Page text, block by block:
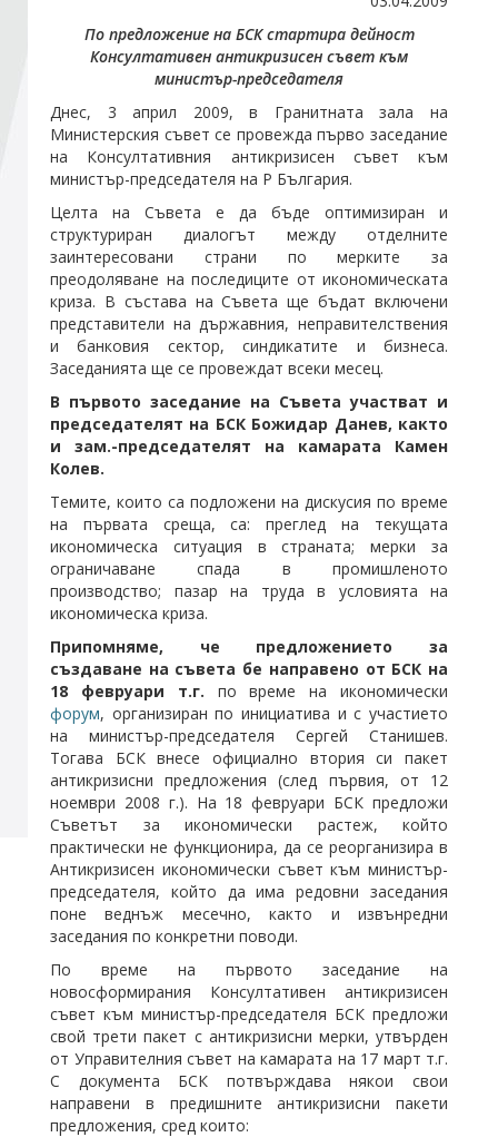
Стани член
Абонирайте се!
По предложение на БСК стартира дейност
Консултативен антикризисен съвет към
министър-председателя
Днес, 3 април 2009, в Гранитната зала на
Министерския съвет се провежда първо заседание
на Консултативния антикризисен съвет към
министър-председателя на Р България.
Целта на Съвета е да бъде оптимизиран и
структуриран диалогът между отделните
заинтересовани страни по мерките за
преодоляване на последиците от икономическата
криза. В състава на Съвета ще бъдат включени
представители на държавния, неправителствения
и банковия сектор, синдикатите и бизнеса.
Заседанията ще се провеждат всеки месец.
В първото заседание на Съвета участват и
председателят на БСК Божидар Данев, както
и зам.-председателят на камарата Камен
Колев.
Темите, които са подложени на дискусия по време
на първата среща, са: преглед на текущата
икономическа ситуация в страната; мерки за
ограничаване спада в промишленото
производство; пазар на труда в условията на
икономическа криза.
Припомняме, че предложението за
създаване на съвета бе направено от БСК на
18 февруари т.г. по време на икономически
форум, организиран по инициатива и с участието
на министър-председателя Сергей Станишев.
Тогава БСК внесе официално втория си пакет
антикризисни предложения (след първия, от 12
ноември 2008 г.). На 18 февруари БСК предложи
Съветът за икономически растеж, който
практически не функционира, да се реорганизира в
Антикризисен икономически съвет към министър-
председателя, който да има редовни заседания
поне веднъж месечно, както и извънредни
заседания по конкретни поводи.
По време на първото заседание на
новосформирания Консултативен антикризисен
съвет към министър-председателя БСК предложи
свой трети пакет с антикризисни мерки, утвърден
от Управителния съвет на камарата на 17 март т.г.
С документа БСК потвърждава някои свои
направени в предишните антикризисни пакети
предложения, сред които: